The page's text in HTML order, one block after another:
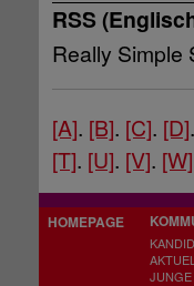
RSS
Really Simple
[A]. [B]. [C]. [D].
[T]. [U]. [V]. [W]
HOMEPAGE